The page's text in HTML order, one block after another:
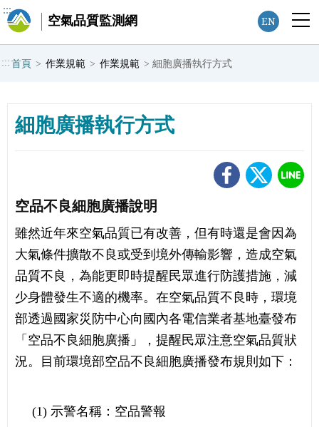
空氣品質監測網
:::
EN
::: 首頁 > 作業規範 > 作業規範 > 細胞廣播執行方式
細胞廣播執行方式
空品不良細胞廣播說明
雖然近年來空氣品質已有改善，但有時還是會因為
大氣條件擴散不良或受到境外傳輸影響，造成空氣
品質不良，為能更即時提醒民眾進行防護措施，減
少身體發生不適的機率。在空氣品質不良時，環境
部透過國家災防中心向國內各電信業者基地臺發布
「空品不良細胞廣播」，提醒民眾注意空氣品質狀
況。目前環境部空品不良細胞廣播發布規則如下：
(1) 示警名稱：空品警報